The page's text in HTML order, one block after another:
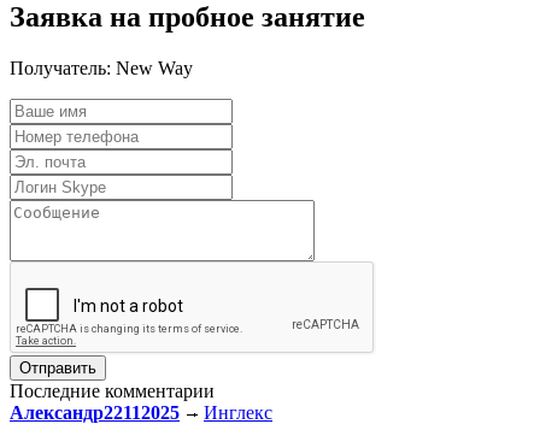
Заявка на пробное занятие
Получатель: New Way
Последние комментарии
Александр22112025
Инглекс